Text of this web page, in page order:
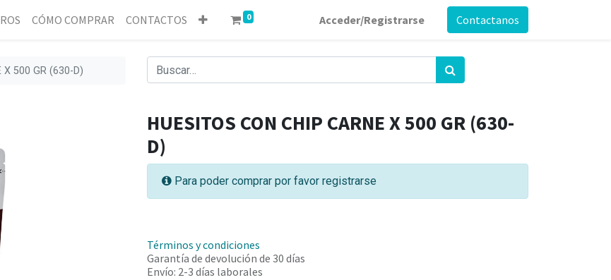
CÓMO COMPRAR CONTACTOS 0 Acceder/Registrarse Contactanos
X 500 GR (630-D)
HUESITOS CON CHIP CARNE X 500 GR (630-
D)
Para poder comprar por favor registrarse
Términos y condiciones
Garantía de devolución de 30 días
Envío: 2-3 días laborales